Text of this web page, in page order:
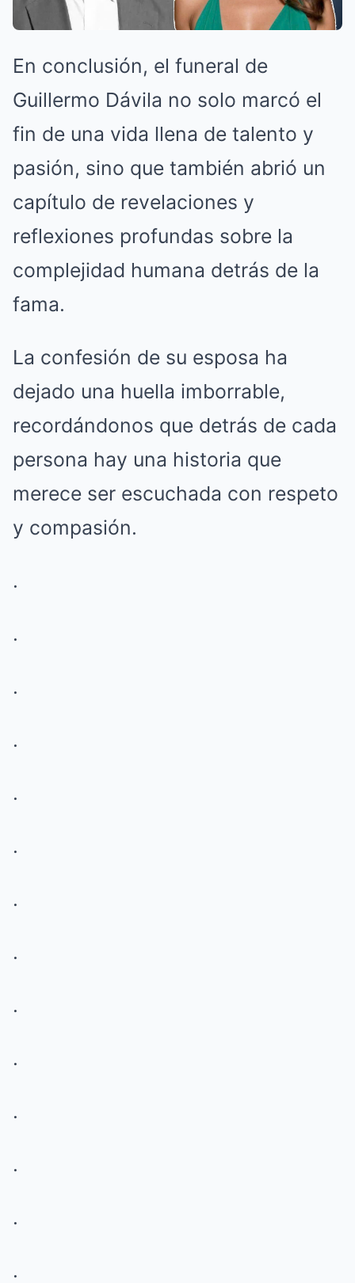
En conclusión, el funeral de
Guillermo Dávila no solo marcó el
fin de una vida llena de talento y
pasión, sino que también abrió un
capítulo de revelaciones y
reflexiones profundas sobre la
complejidad humana detrás de la
fama.
La confesión de su esposa ha
dejado una huella imborrable,
recordándonos que detrás de cada
persona hay una historia que
merece ser escuchada con respeto
y compasión.
.
.
.
.
.
.
.
.
.
.
.
.
.
.